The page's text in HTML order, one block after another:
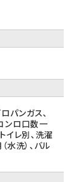
パンガス、
ンロ口数一
イレ別、洗濯
水洗）、バル